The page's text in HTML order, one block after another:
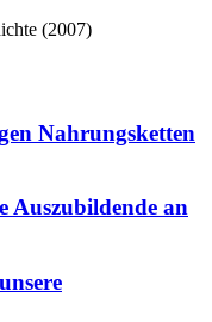
(2007)
Nahrungsketten
Auszubildende an